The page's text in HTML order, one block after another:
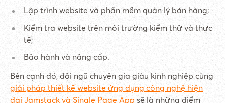
Lập trình website và phần mềm quản lý bán hàng;
Kiểm tra website trên môi trường kiểm thử và thực
tế;
Bảo hành và nâng cấp.
Bên cạnh đó, đội ngũ chuyên gia giàu kinh nghiệp cùng
giải pháp thiết kế website ứng dụng công nghệ hiện
đại Jamstack và Single Page App sẽ là những điểm